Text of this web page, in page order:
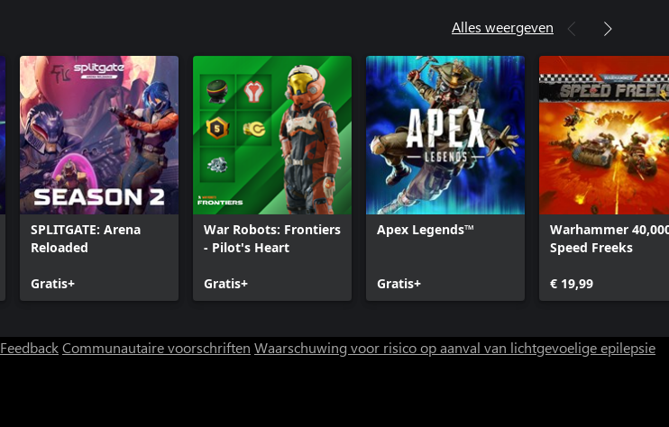
Alles weergeven
SPLITGATE: Arena
Reloaded
Gratis+
War Robots: Frontiers
- Pilot's Heart
Gratis+
Apex Legends™
Gratis+
Warhammer
Speed Freeks
€ 19,99
FeedbackCommunautaire voorschriften Waarschuwing voor risico op aanval van lichtgevoelige epilepsie